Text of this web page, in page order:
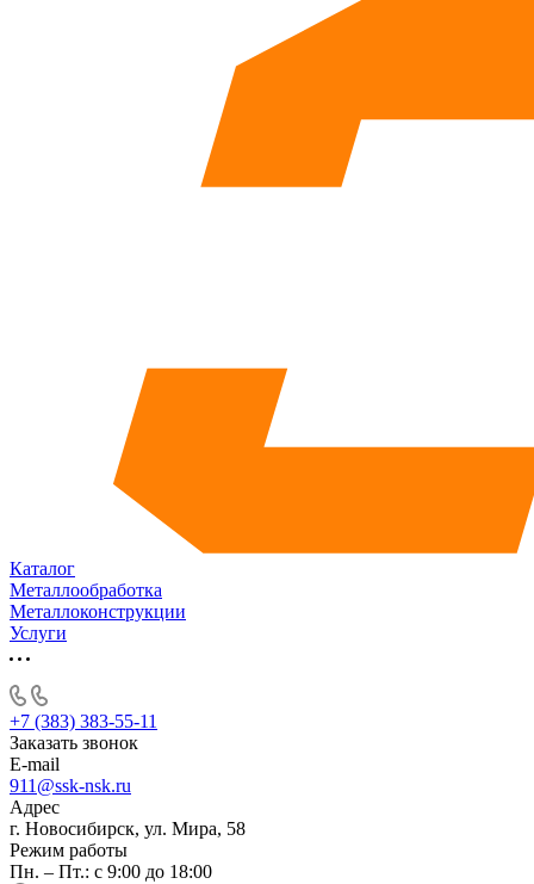
Каталог
Металлообработка
Металлоконструкции
Услуги
+7 (383) 383-55-11
Заказать звонок
E-mail
911@ssk-nsk.ru
Адрес
г. Новосибирск, ул. Мира, 58
Режим работы
Пн. – Пт.: с 9:00 до 18:00